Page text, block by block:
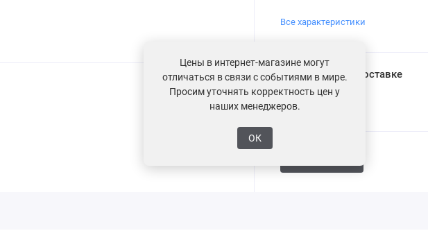
Все характеристики
Информация о доставке
Загрузка...
Цены в интернет-магазине могут
отличаться в связи с событиями в мире.
Просим уточнять корректность цен у
наших менеджеров.
ОК